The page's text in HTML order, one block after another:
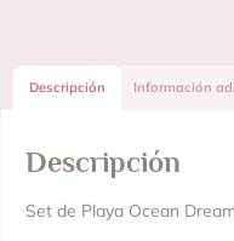
Descripción Información
Descripción
Set de Playa Ocean